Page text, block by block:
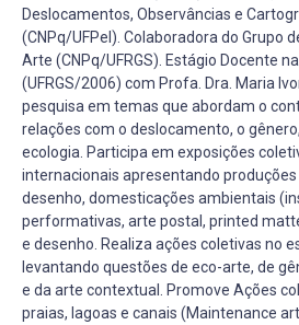
Deslocamentos, Observâncias e
(CNPq/UFPel). Colaboradora do Grupo
Arte (CNPq/UFRGS). Estágio Docente
(UFRGS/2006) com Profa. Dra. Maria
pesquisa em temas que abordam o
relações com o deslocamento, o
ecologia. Participa em exposições
internacionais apresentando
desenho, domesticações ambientais
performativas, arte postal, printed
e desenho. Realiza ações coletivas no
levantando questões de eco-arte, de
e da arte contextual. Promove Ações
praias, lagoas e canais (Maintenance